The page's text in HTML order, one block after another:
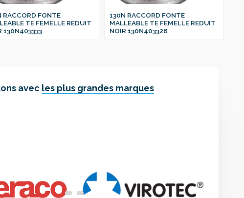
RACCORD FONTE
TE FEMELLE REDUIT
130N403333
130N RACCORD FONTE
MALLEABLE TE FEMELLE REDUIT
NOIR 130N403326
avec les plus grandes marques